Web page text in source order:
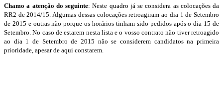
Chamo a atenção do seguinte: Neste quadro já se considera as colocações da
RR2 de 2014/15. Algumas dessas colocações retroagiram ao dia 1 de Setembro
de 2015 e outras não porque os horários tinham sido pedidos após o dia 15 de
Setembro. No caso de estarem nesta lista e o vosso contrato não tiver retroagido
ao dia 1 de Setembro de 2015 não se considerem candidatos na primeira
prioridade, apesar de aqui constarem.